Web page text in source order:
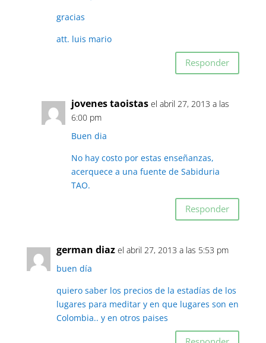
gracias
att. luis mario
Responder
jovenes taoistas el abril 27, 2013 a las
6:00 pm
Buen dia
No hay costo por estas enseñanzas,
acerquece a una fuente de Sabiduria
TAO.
Responder
german diaz el abril 27, 2013 a las 5:53 pm
buen día
quiero saber los precios de la estadías de los
lugares para meditar y en que lugares son en
Colombia.. y en otros paises